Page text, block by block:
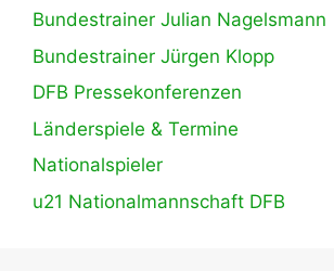
Bundestrainer Julian Nagelsmann
Bundestrainer Jürgen Klopp
DFB Pressekonferenzen
Länderspiele & Termine
Nationalspieler
u21 Nationalmannschaft DFB